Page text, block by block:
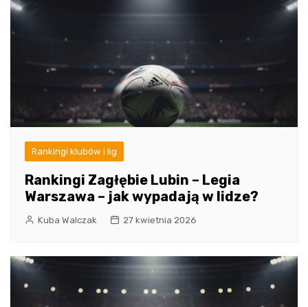
Rankingi klubów i lig
Rankingi Zagłębie Lubin – Legia
Warszawa – jak wypadają w lidze?
Kuba Walczak 27 kwietnia 2026